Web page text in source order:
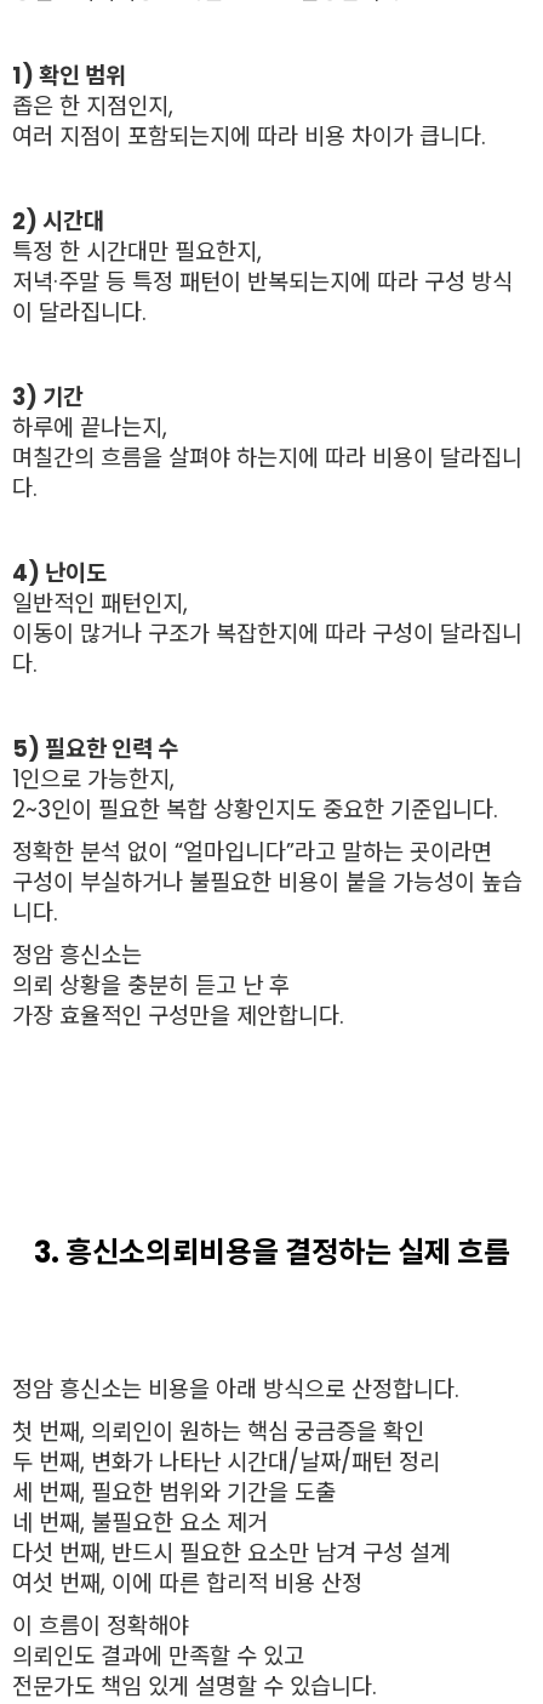
1) 확인 범위
좁은 한 지점인지,
여러 지점이 포함되는지에 따라 비용 차이가 큽니다.
2) 시간대
특정 한 시간대만 필요한지,
저녁·주말 등 특정 패턴이 반복되는지에 따라 구성 방식
이 달라집니다.
3) 기간
하루에 끝나는지,
며칠간의 흐름을 살펴야 하는지에 따라 비용이 달라집니
다.
4) 난이도
일반적인 패턴인지,
이동이 많거나 구조가 복잡한지에 따라 구성이 달라집니
다.
5) 필요한 인력 수
1인으로 가능한지,
2~3인이 필요한 복합 상황인지도 중요한 기준입니다.
정확한 분석 없이 “얼마입니다”라고 말하는 곳이라면
구성이 부실하거나 불필요한 비용이 붙을 가능성이 높습
니다.
정암 흥신소는
의뢰 상황을 충분히 듣고 난 후
가장 효율적인 구성만을 제안합니다.
3. 흥신소의뢰비용을 결정하는 실제 흐름
정암 흥신소는 비용을 아래 방식으로 산정합니다.
첫 번째, 의뢰인이 원하는 핵심 궁금증을 확인
두 번째, 변화가 나타난 시간대/날짜/패턴 정리
세 번째, 필요한 범위와 기간을 도출
네 번째, 불필요한 요소 제거
다섯 번째, 반드시 필요한 요소만 남겨 구성 설계
여섯 번째, 이에 따른 합리적 비용 산정
이 흐름이 정확해야
의뢰인도 결과에 만족할 수 있고
전문가도 책임 있게 설명할 수 있습니다.